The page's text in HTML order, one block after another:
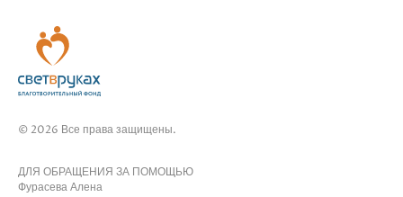
© 2026 Все права защищены.
ДЛЯ ОБРАЩЕНИЯ ЗА ПОМОЩЬЮ
Фурасева Алена